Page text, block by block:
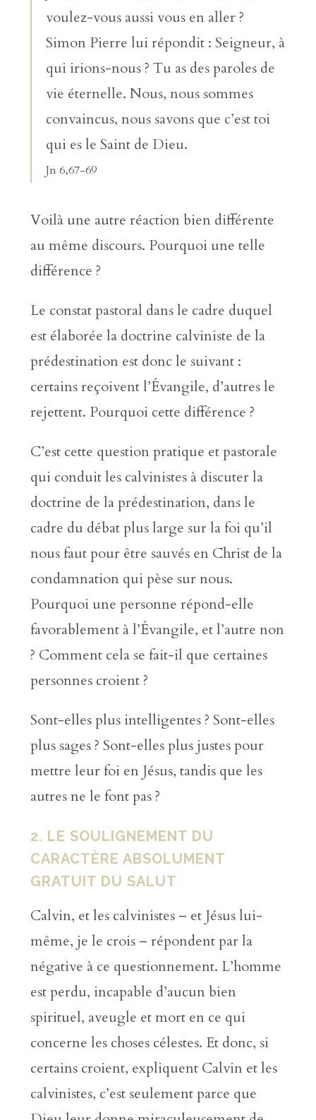
voulez-vous aussi vous en aller ?
Simon Pierre lui répondit : Seigneur, à
qui irions-nous ? Tu as des paroles de
vie éternelle. Nous, nous sommes
convaincus, nous savons que c’est toi
qui es le Saint de Dieu.
Jn 6,67-69
Voilà une autre réaction bien différente
au même discours. Pourquoi une telle
différence ?
Le constat pastoral dans le cadre duquel
est élaborée la doctrine calviniste de la
prédestination est donc le suivant :
certains reçoivent l’Évangile, d’autres le
rejettent. Pourquoi cette différence ?
C’est cette question pratique et pastorale
qui conduit les calvinistes à discuter la
doctrine de la prédestination, dans le
cadre du débat plus large sur la foi qu’il
nous faut pour être sauvés en Christ de la
condamnation qui pèse sur nous.
Pourquoi une personne répond-elle
favorablement à l’Évangile, et l’autre non
? Comment cela se fait-il que certaines
personnes croient ?
Sont-elles plus intelligentes ? Sont-elles
plus sages ? Sont-elles plus justes pour
mettre leur foi en Jésus, tandis que les
autres ne le font pas ?
2. LE SOULIGNEMENT DU
CARACTÈRE ABSOLUMENT
GRATUIT DU SALUT
Calvin, et les calvinistes – et Jésus lui-
même, je le crois – répondent par la
négative à ce questionnement. L’homme
est perdu, incapable d’aucun bien
spirituel, aveugle et mort en ce qui
concerne les choses célestes. Et donc, si
certains croient, expliquent Calvin et les
calvinistes, c’est seulement parce que